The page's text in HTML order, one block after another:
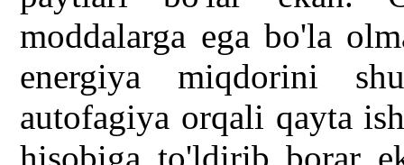
moddalarga ega bo'la
energiya miqdorini
autofagiya orqali qayta
hisobiga to'ldirib borar